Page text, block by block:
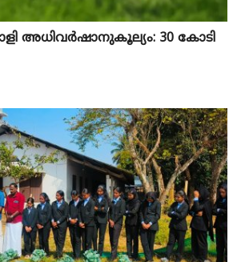
അധിവർഷാനുകൂല്യം: 30 കോടി